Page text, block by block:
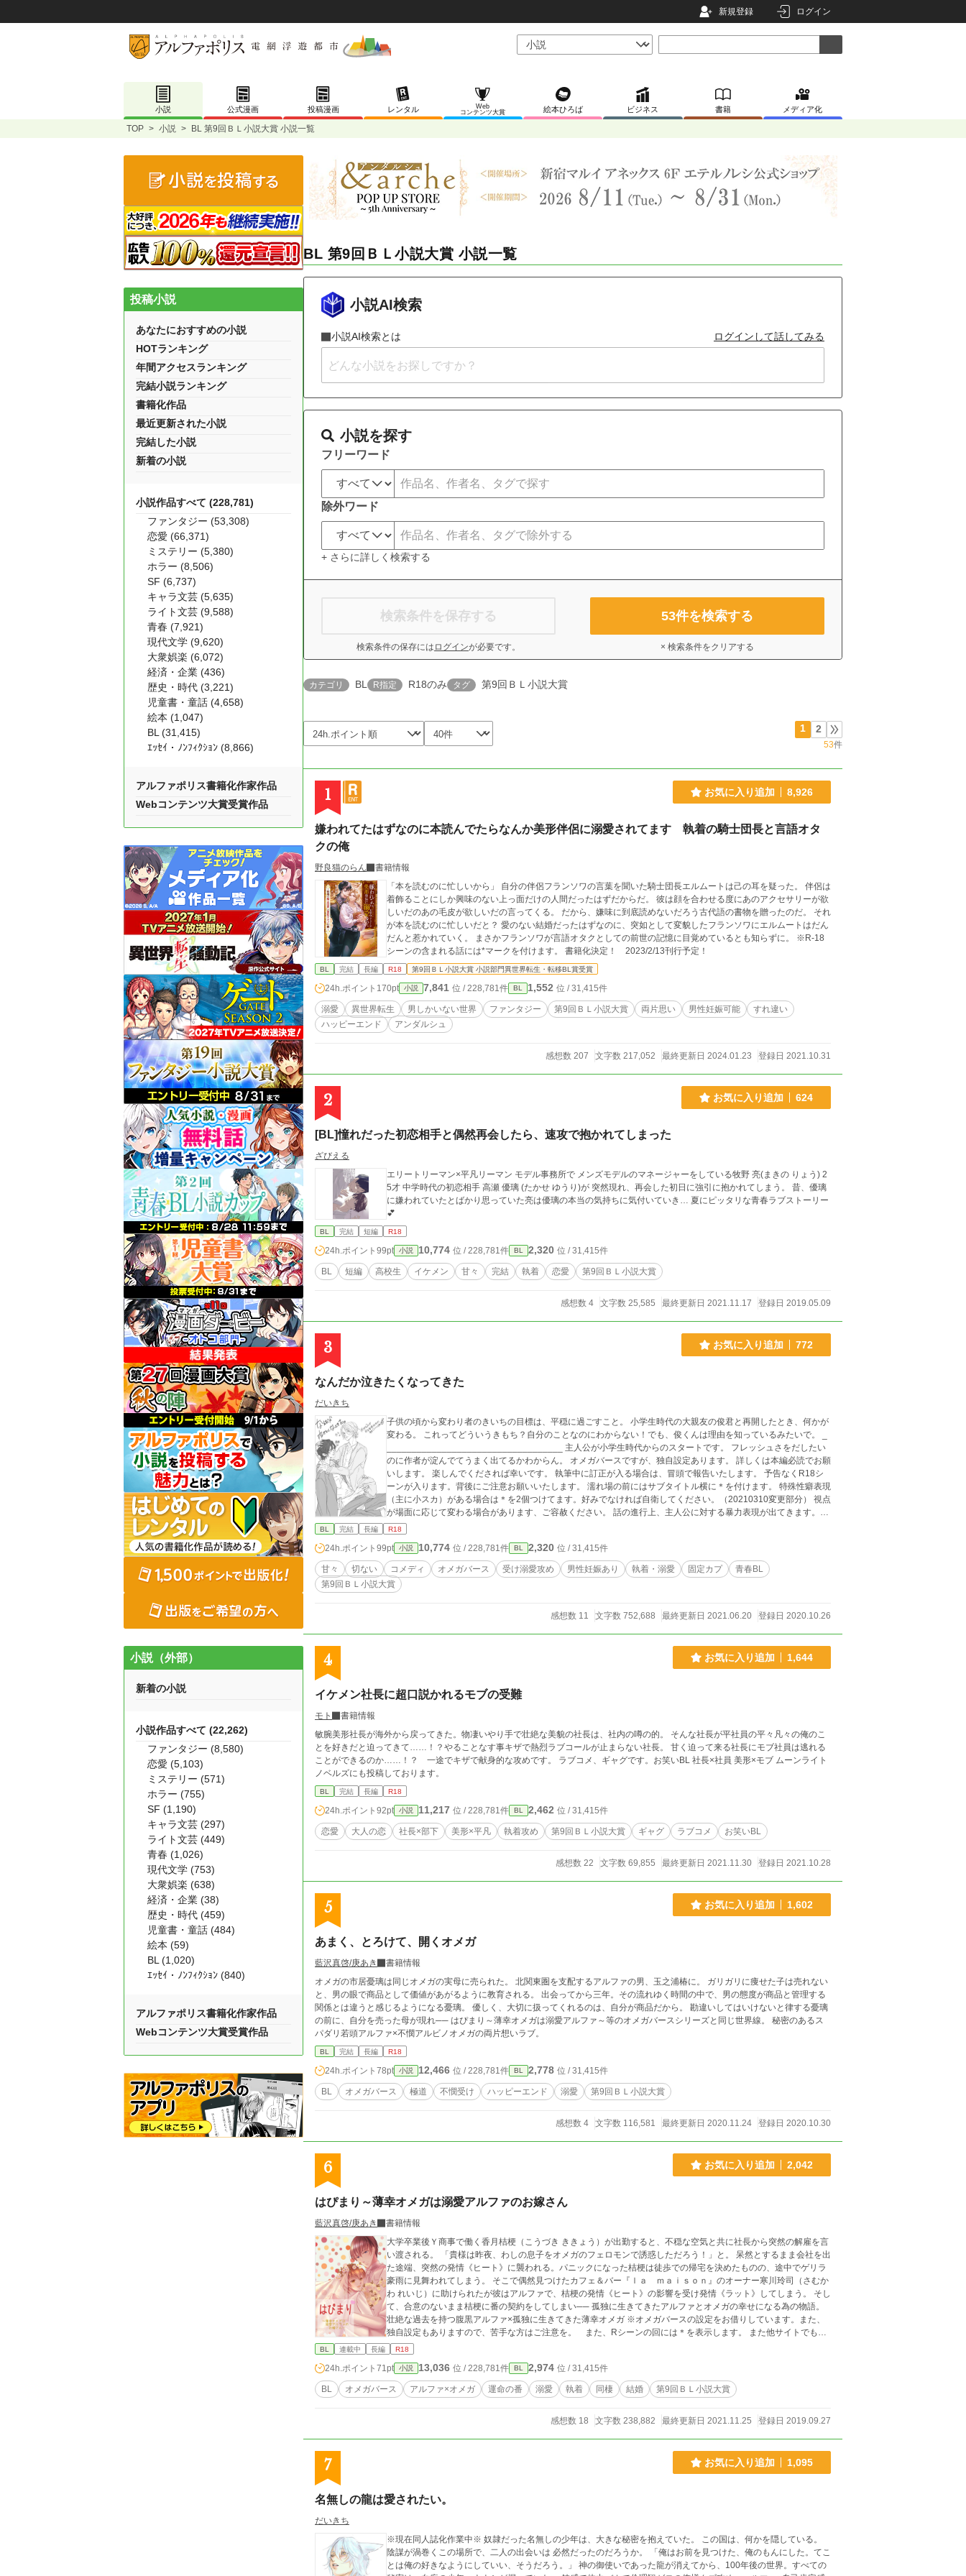
新規登録 ログイン
小説 公式漫画 投稿漫画 レンタル
Web
コンテンツ大賞
絵本ひろば ビジネス 書籍 メディア化
TOP > 小説 > BL 第9回ＢＬ小説大賞 小説一覧
BL 第9回ＢＬ小説大賞 小説一覧
小説AI検索
小説AI検索とは ログインして話してみる
小説を探す
フリーワード
除外ワード
+ さらに詳しく検索する
検索条件を保存する
検索条件の保存には ログインが必要です。
53件を検索する
× 検索条件をクリアする
カテゴリ BL R指定 R18のみ タグ 第9回ＢＬ小説大賞
1 2
53件
1 お気に入り追加 8,926
嫌われてたはずなのに本読んでたらなんか美形伴侶に溺愛されてます 執着の騎士団長と言語オタ
クの俺
野良猫のらん
書籍情報
「本を読むのに忙しいから」 自分の伴侶フランソワの言葉を聞いた騎士団長エルムートは己の耳を疑った。 伴侶は
着飾ることにしか興味のない上っ面だけの人間だったはずだからだ。 彼は顔を合わせる度にあのアクセサリーが欲
しいだのあの毛皮が欲しいだの言ってくる。 だから、嫌味に到底読めないだろう古代語の書物を贈ったのだ。 それ
が本を読むのに忙しいだと？ 愛のない結婚だったはずなのに、突如として変貌したフランソワにエルムートはだん
だんと惹かれていく。 まさかフランソワが言語オタクとしての前世の記憶に目覚めているとも知らずに。 ※R-18
シーンの含まれる話には*マークを付けます。 書籍化決定！ 2023/2/13刊行予定！
BL 完結 長編 R18 第9回ＢＬ小説大賞 小説部門異世界転生・転移BL賞受賞
24h.ポイント 170pt 小説 7,841 位 / 228,781件 BL 1,552 位 / 31,415件
溺愛 異世界転生 男しかいない世界 ファンタジー 第9回ＢＬ小説大賞 両片思い 男性妊娠可能
すれ違い
ハッピーエンド
アンダルシュ
感想数 207 文字数 217,052 最終更新日 2024.01.23 登録日 2021.10.31
2 お気に入り追加 624
[BL]憧れだった初恋相手と偶然再会したら、速攻で抱かれてしまった
ざびえる
エリートリーマン×平凡リーマン モデル事務所で メンズモデルのマネージャーをしている牧野 亮(まきの りょう) 2
5才 中学時代の初恋相手 高瀬 優璃 (たかせ ゆうり)が 突然現れ、再会した初日に強引に抱かれてしまう。 昔、優璃
に嫌われていたとばかり思っていた亮は優璃の本当の気持ちに気付いていき… 夏にピッタリな青春ラブストーリー
💕
BL 完結 短編 R18
24h.ポイント 99pt 小説 10,774 位 / 228,781件 BL 2,320 位 / 31,415件
BL 短編 高校生 イケメン 甘々 完結 執着 恋愛 第9回ＢＬ小説大賞
感想数 4 文字数 25,585 最終更新日 2021.11.17 登録日 2019.05.09
3 お気に入り追加 772
なんだか泣きたくなってきた
だいきち
子供の頃から変わり者のきいちの目標は、平穏に過ごすこと。 小学生時代の大親友の俊君と再開したとき、何かが
変わる。 これってどういうきもち？自分のことなのにわからない！でも、俊くんは理由を知っているみたいで。 _
のに作者が淀んでてうまく出てるかわからん。 オメガバースですが、独自設定あります。 詳しくは本編必読でお願
いします。 楽しんでくだされば幸いです。 執筆中に訂正が入る場合は、冒頭で報告いたします。 予告なくR18シ
ーンが入ります。背後にご注意お願いいたします。 濡れ場の前にはサブタイトル横に＊を付けます。 特殊性癖表現
（主に小スカ）がある場合は＊を2個つけてます。好みでなければ自衛してください。（20210310変更部分） 視点
が場面に応じて変わる場合があります、ご容赦ください。 話の進行上、主人公に対する暴力表現が出てきます。主
人公が辛い目に合うのは嫌という方はご注意下さい。（59話手の平の上以降） 作者社会人のため、不定期更新にな
10620 後日譚含めてすべて完結いたしました！零れ話やらスピンオフ、この小説のキャラでリクエストがあれば
違うブックで制作予定です。お気軽にどうぞ！ こちらは青春BLとして第９回BL小説大賞にエントリーしておりま
す！もし良ければ投票頂けると嬉しいです！ 青春BLが好きな方は、是非よしなにー！！
BL 完結 長編 R18
24h.ポイント 99pt 小説 10,774 位 / 228,781件 BL 2,320 位 / 31,415件
甘々 切ない コメディ オメガバース 受け溺愛攻め 男性妊娠あり 執着・溺愛 固定カプ
青春BL
第9回ＢＬ小説大賞
感想数 11 文字数 752,688 最終更新日 2021.06.20 登録日 2020.10.26
4 お気に入り追加 1,644
イケメン社長に超口説かれるモブの受難
モト
書籍情報
敏腕美形社長が海外から戻ってきた。物凄いやり手で壮絶な美貌の社長は、社内の噂の的。 そんな社長が平社員の平々凡々の俺のこ
とを好きだと迫ってきて……！？やることなす事キザで熱烈ラブコールが止まらない社長。 甘く迫って来る社長にモブ社員は逃れる
ことができるのか……！？ 一途でキザで献身的な攻めです。 ラブコメ、ギャグです。お笑いBL 社長×社員 美形×モブ ムーンライト
ノベルズにも投稿しております。
BL 完結 長編 R18
24h.ポイント 92pt 小説 11,217 位 / 228,781件 BL 2,462 位 / 31,415件
恋愛 大人の恋 社長×部下 美形×平凡 執着攻め 第9回ＢＬ小説大賞 ギャグ ラブコメ お笑いBL
感想数 22 文字数 69,855 最終更新日 2021.11.30 登録日 2021.10.28
5 お気に入り追加 1,602
あまく、とろけて、開くオメガ
藍沢真啓/庚あき
書籍情報
オメガの市居憂璃は同じオメガの実母に売られた。 北関東圏を支配するアルファの男、玉之浦椿に。 ガリガリに痩せた子は売れない
と、男の眼で商品として価値があがるように教育される。 出会ってから三年。その流れゆく時間の中で、男の態度が商品と管理する
関係とは違うと感じるようになる憂璃。 優しく、大切に扱ってくれるのは、自分が商品だから。 勘違いしてはいけないと律する憂璃
の前に、自分を売った母が現れ── はぴまり～薄幸オメガは溺愛アルファ～等のオメガバースシリーズと同じ世界線。 秘密のあるス
パダリ若頭アルファ×不憫アルビノオメガの両片想いラブ。
BL 完結 長編 R18
24h.ポイント 78pt 小説 12,466 位 / 228,781件 BL 2,778 位 / 31,415件
BL オメガバース 極道 不憫受け ハッピーエンド 溺愛 第9回ＢＬ小説大賞
感想数 4 文字数 116,581 最終更新日 2020.11.24 登録日 2020.10.30
6 お気に入り追加 2,042
はぴまり～薄幸オメガは溺愛アルファのお嫁さん
藍沢真啓/庚あき
書籍情報
大学卒業後Ｙ商事で働く香月桔梗（こうづき ききょう）が出勤すると、不穏な空気と共に社長から突然の解雇を言
い渡される。 「貴様は昨夜、わしの息子をオメガのフェロモンで誘惑しただろう！」と。 呆然とするまま会社を出
た途端、突然の発情《ヒート》に襲われる。パニックになった桔梗は徒歩での帰宅を決めたものの、途中でゲリラ
豪雨に見舞われてしまう。 そこで偶然見つけたカフェ＆バー『ｌａ ｍａｉｓｏｎ』のオーナー寒川玲司（さむか
わ れいじ）に助けられたが彼はアルファで、桔梗の発情《ヒート》の影響を受け発情《ラット》してしまう。 そし
て、合意のないまま桔梗に番の契約をしてしまい── 孤独に生きてきたアルファとオメガの幸せになる為の物語。
壮絶な過去を持つ腹黒アルファ×孤独に生きてきた薄幸オメガ ※オメガバースの設定をお借りしています。また、
独自設定もありますので、苦手な方はご注意を。 また、Rシーンの回には＊を表示します。 また他サイトでも公
開中です。
BL 連載中 長編 R18
24h.ポイント 71pt 小説 13,036 位 / 228,781件 BL 2,974 位 / 31,415件
BL オメガバース アルファ×オメガ 運命の番 溺愛 執着 同棲 結婚 第9回ＢＬ小説大賞
感想数 18 文字数 238,882 最終更新日 2021.11.25 登録日 2019.09.27
7 お気に入り追加 1,095
名無しの龍は愛されたい。
だいきち
※現在同人誌化作業中※ 奴隷だった名無しの少年は、大きな秘密を抱えていた。 この国は、何かを隠している。
陰謀が渦巻くこの場所で、二人の出会いは 必然だったのだろうか。 「俺はお前を見つけた、俺のもんにした。てこ
とは俺の好きなようにしていい、そうだろう。」 神の御使いであった龍が消えてから、100年後の世界。すべての
投稿小説
あなたにおすすめの小説
HOTランキング
年間アクセスランキング
完結小説ランキング
書籍化作品
最近更新された小説
完結した小説
新着の小説
小説作品すべて (228,781)
ファンタジー (53,308)
恋愛 (66,371)
ミステリー (5,380)
ホラー (8,506)
SF (6,737)
キャラ文芸 (5,635)
ライト文芸 (9,588)
青春 (7,921)
現代文学 (9,620)
大衆娯楽 (6,072)
経済・企業 (436)
歴史・時代 (3,221)
児童書・童話 (4,658)
絵本 (1,047)
BL (31,415)
ｴｯｾｲ・ﾉﾝﾌｨｸｼｮﾝ (8,866)
アルファポリス書籍化作家作品
Webコンテンツ大賞受賞作品
小説（外部）
新着の小説
小説作品すべて (22,262)
ファンタジー (8,580)
恋愛 (5,103)
ミステリー (571)
ホラー (755)
SF (1,190)
キャラ文芸 (297)
ライト文芸 (449)
青春 (1,026)
現代文学 (753)
大衆娯楽 (638)
経済・企業 (38)
歴史・時代 (459)
児童書・童話 (484)
絵本 (59)
BL (1,020)
ｴｯｾｲ・ﾉﾝﾌｨｸｼｮﾝ (840)
アルファポリス書籍化作家作品
Webコンテンツ大賞受賞作品